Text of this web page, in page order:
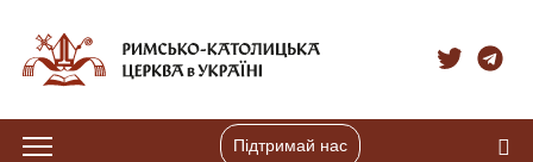
Підтримай нас